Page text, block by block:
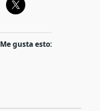
Me gusta esto: